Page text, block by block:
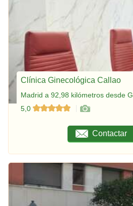
Clínica Ginecológica Callao
Madrid a 92,98 kilómetros desde
5,0
Contactar